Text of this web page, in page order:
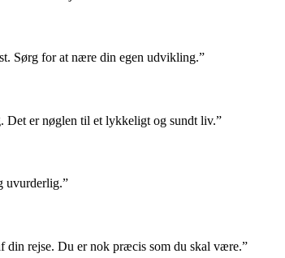
Sørg for at nære din egen udvikling.”
Det er nøglen til et lykkeligt og sundt liv.”
uvurderlig.”
din rejse. Du er nok præcis som du skal være.”